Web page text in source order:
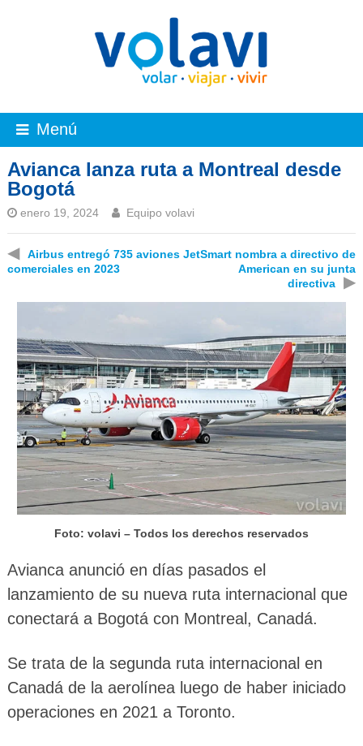
Menú
Avianca lanza ruta a Montreal desde
Bogotá
enero 19, 2024 Equipo volavi
◀
Airbus entregó 735 aviones
comerciales en 2023
JetSmart nombra a directivo de
American en su junta
directiva
▶
Foto: volavi – Todos los derechos reservados
Avianca anunció en días pasados el
lanzamiento de su nueva ruta internacional que
conectará a Bogotá con Montreal, Canadá.
Se trata de la segunda ruta internacional en
Canadá de la aerolínea luego de haber iniciado
operaciones en 2021 a Toronto.